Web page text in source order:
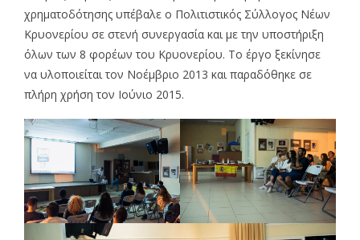
χρηματοδότησης υπέβαλε ο Πολιτιστικός Σύλλογος Νέων
Κρυονερίου σε στενή συνεργασία και με την υποστήριξη
όλων των 8 φορέων του Κρυονερίου. Το έργο ξεκίνησε
να υλοποιείται τον Νοέμβριο 2013 και παραδόθηκε σε
πλήρη χρήση τον Ιούνιο 2015.